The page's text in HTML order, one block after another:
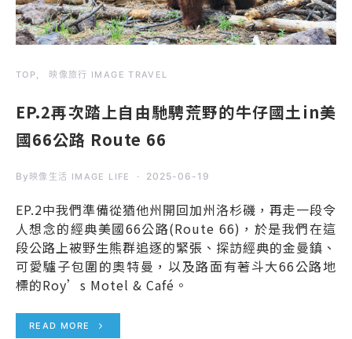
TOP 映像旅行 IMAGE TRAVEL
EP.2再次踏上自由馳騁荒野的牛仔國土in美
國66公路 Route 66
By 映像生活 IMAGE LIFE 2025-06-19
EP.2中我們準備從猶他州開回加州洛杉磯，再走一段令
人想念的經典美國66公路(Route 66)，於是我們在這
段公路上被野生熊群追逐的緊張、探訪經典的金曼鎮、
可愛驢子包圍的奧特曼，以及路面有著斗大66公路地
標的Roy’s Motel & Café。
READ MORE